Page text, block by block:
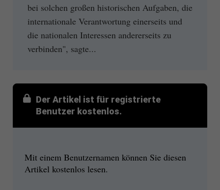
bei solchen großen historischen Aufgaben, die
internationale Verantwortung einerseits und
die nationalen Interessen andererseits zu
verbinden", sagte...
Der Artikel ist für registrierte
Benutzer kostenlos.
Mit einem Benutzernamen können Sie diesen
Artikel kostenlos lesen.